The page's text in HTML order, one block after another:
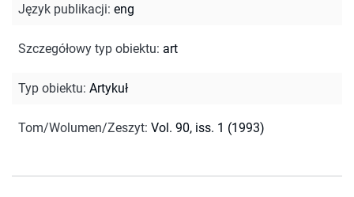
Język publikacji: eng
Szczegółowy typ obiektu: art
Typ obiektu: Artykuł
Tom/Wolumen/Zeszyt: Vol. 90, iss. 1 (1993)